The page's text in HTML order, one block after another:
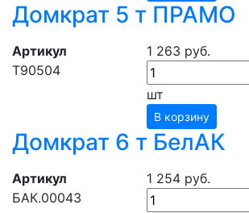
Домкрат 5 т ПРАМО
Артикул
Т90504
1 263 руб.
шт
В корзину
Домкрат 6 т БелАК
Артикул
БАК.00043
1 254 руб.